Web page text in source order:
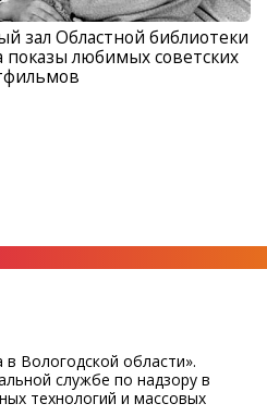
зал Областной библиотеки
показы любимых советских
в Вологодской области».
службе по надзору в
технологий и массовых